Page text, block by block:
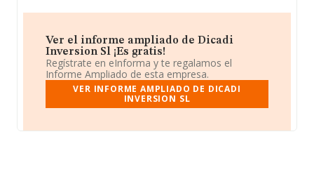
Ver el informe ampliado de Dicadi
Inversion Sl ¡Es gratis!
Regístrate en eInforma y te regalamos el
Informe Ampliado de esta empresa.
VER INFORME AMPLIADO DE DICADI
INVERSION SL